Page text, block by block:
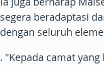
segera beradaptasi
dengan seluruh
. "Kepada camat